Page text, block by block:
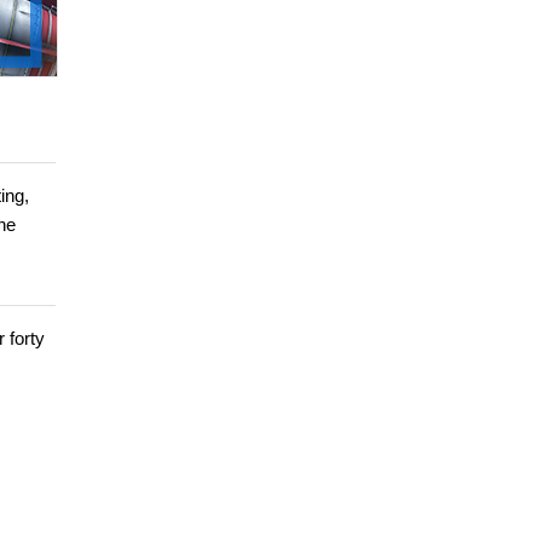
forty